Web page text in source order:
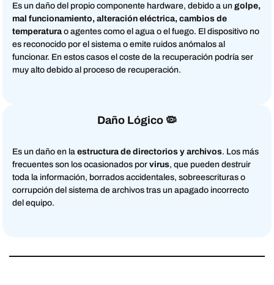
Es un daño del propio componente hardware, debido a ungolpe,
mal funcionamiento, alteración eléctrica, cambios de
temperatura o agentes como el agua o el fuego. El dispositivo no
es reconocido por el sistema o emite ruidos anómalos al
funcionar. En estos casos el coste de la recuperación podría ser
muy alto debido al proceso de recuperación.
Daño Lógico 🦠
Es un daño en laestructura de directorios y archivos. Los más
frecuentes son los ocasionados porvirus, que pueden destruir
toda la información, borrados accidentales, sobreescrituras o
corrupción del sistema de archivos tras un apagado incorrecto
del equipo.